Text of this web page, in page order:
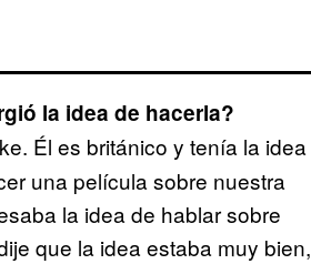
la idea de hacerla?
Él es británico y tenía la idea
una película sobre nuestra
la idea de hablar sobre
que la idea estaba muy bien,